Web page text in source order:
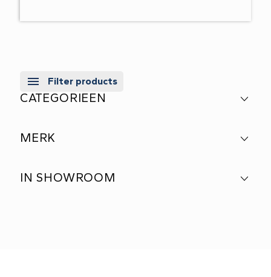
Filter products
CATEGORIEEN
MERK
IN SHOWROOM